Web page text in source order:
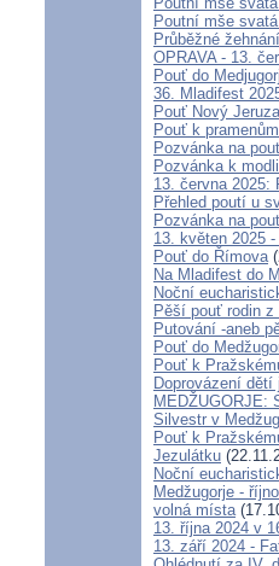
Poutní mše
Průběžné
OPRAVA - 13.
Pouť do
36. Mladifest
Pouť Nový
Pouť k
Pozvánka na
Pozvánka k
13. června 2025:
Přehled poutí u
Pozvánka na
13. květen 2025
Pouť do Římova
Na Mladifest do
Noční
Pěší pouť rodin
Putování -aneb
Pouť do
Pouť k
Doprovázení dětí
MEDŽUGORJE:
Silvestr v
Pouť k
Jezulátku
Noční
Medžugorje -
volná místa
13. října 2024 v
13. září 2024 -